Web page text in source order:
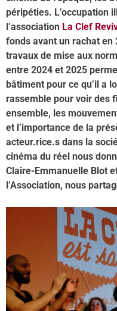
péripéties. L’occupation
l’association La Clef
fonds avant un rachat en
travaux de mise aux
entre 2024 et 2025
bâtiment pour ce qu’il a
rassemble pour voir des
ensemble, les
et l’importance de la
acteur.rice.s dans la
cinéma du réel nous
Claire-Emmanuelle Blot
l’Association, nous